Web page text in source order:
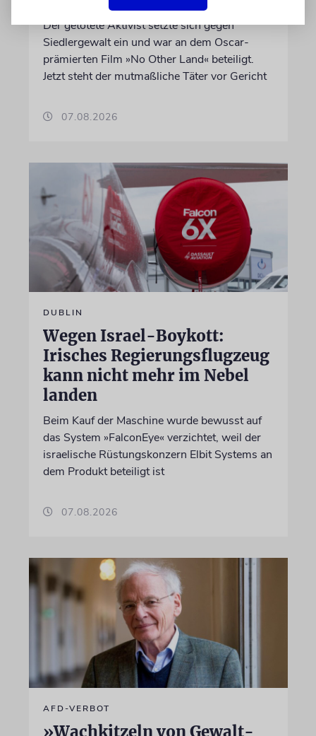
Der getötete Aktivist setzte sich gegen
Siedlergewalt ein und war an dem Oscar-
prämierten Film »No Other Land« beteiligt.
Jetzt steht der mutmaßliche Täter vor Gericht
07.08.2026
DUBLIN
Wegen Israel-Boykott:
Irisches Regierungsflugzeug
kann nicht mehr im Nebel
landen
Beim Kauf der Maschine wurde bewusst auf
das System »FalconEye« verzichtet, weil der
israelische Rüstungskonzern Elbit Systems an
dem Produkt beteiligt ist
07.08.2026
AFD-VERBOT
»Wachkitzeln von Gewalt-